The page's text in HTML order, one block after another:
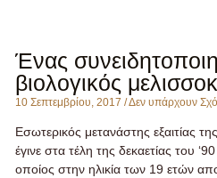
Ένας
βιολογικός
10 Σεπτεμβρίου, 2017 Δεν υπάρχουν
Εσωτερικός μετανάστης εξαιτίας
έγινε στα τέλη της δεκαετίας του
οποίος στην ηλικία των 19 ετών